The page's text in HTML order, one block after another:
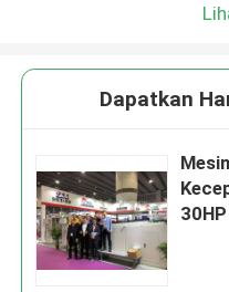
Dapatkan
30HP